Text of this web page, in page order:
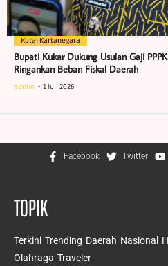
Kutai Kartanegara
Bupati Kukar Dukung Usulan Gaji
Ringankan Beban Fiskal Daerah
admin 1 Juli 2026
Facebook Twitter
TOPIK
Terkini Trending Daerah Nasional
Olahraga Traveler